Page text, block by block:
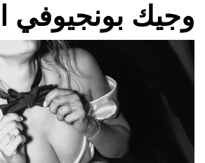
وجيك بونجيوفي